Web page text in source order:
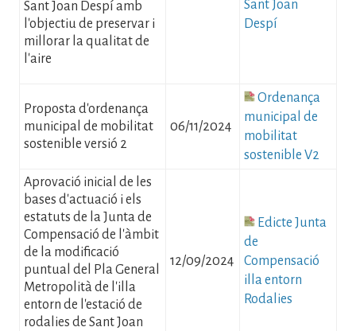
Sant Joan Despí amb
l'objectiu de preservar i
millorar la qualitat de
l'aire
Sant Joan
Despí
Proposta d'ordenança
municipal de mobilitat
sostenible versió 2
06/11/2024
Fitxer
Ordenança
municipal de
mobilitat
sostenible V2
Aprovació inicial de les
bases d'actuació i els
estatuts de la Junta de
Compensació de l'àmbit
de la modificació
puntual del Pla General
Metropolità de l'illa
entorn de l'estació de
rodalies de Sant Joan
12/09/2024
FitxerEdicte Junta
de
Compensació
illa entorn
Rodalies